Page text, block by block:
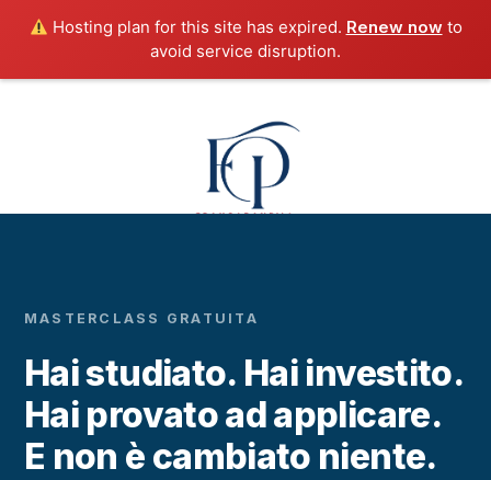
Hosting plan for this site has expired. Renew nowto
avoid service disruption.
MASTERCLASS GRATUITA
Hai studiato. Hai investito.
Hai provato ad applicare.
E non è cambiato niente.